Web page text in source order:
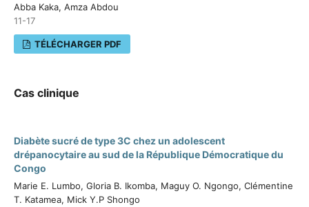
Abba Kaka, Amza Abdou
11-17
TÉLÉCHARGER PDF
Cas clinique
Diabète sucré de type 3C chez un adolescent
drépanocytaire au sud de la République Démocratique du
Congo
Marie E. Lumbo, Gloria B. Ikomba, Maguy O. Ngongo, Clémentine
T. Katamea, Mick Y.P Shongo